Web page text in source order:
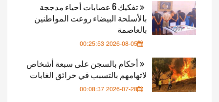
تفكيك 6 عصابات أحياء مدججة
بالأسلحة البيضاء روعت المواطنين
بالعاصمة
2026-08-05 00:25:53
أحكام بالسجن على سبعة أشخاص
لاتهامهم بالتسبب في حرائق الغابات
2026-07-28 00:08:37